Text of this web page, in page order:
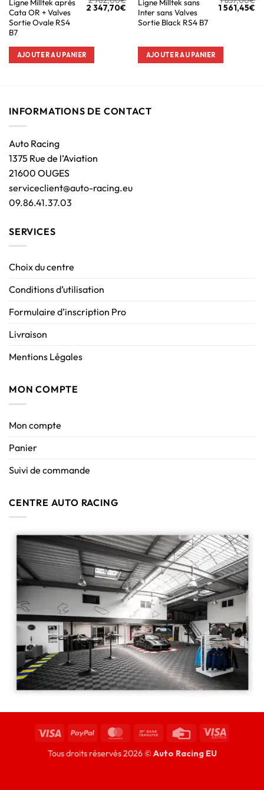
Ligne Milltek après
Cata OR + Valves
Sortie Ovale RS4
B7
2 347,70€
AJOUTER AU PANIER
Ligne Milltek sans
Inter sans Valves
Sortie Black RS4 B7
1 561,45€
AJOUTER AU PANIER
INFORMATIONS DE CONTACT
Auto Racing
1375 Rue de l’Aviation
21600 OUGES
serviceclient@auto-racing.eu
09.86.41.37.03
SERVICES
Choix du centre
Conditions d’utilisation
Formulaire d’inscription Pro
Livraison
Mentions Légales
MON COMPTE
Mon compte
Panier
Suivi de commande
CENTRE AUTO RACING
Tous droits réservés 2026 © Auto Racing EU